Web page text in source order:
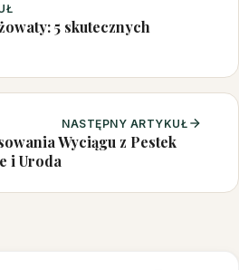
5 skutecznych
NASTĘPNY ARTYKUŁ
Wyciągu z Pestek
i Uroda